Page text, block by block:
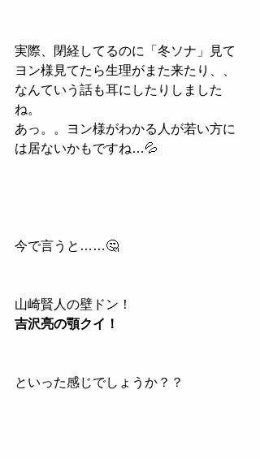
実際、閉経してるのに「冬ソナ」見て
ヨン様見てたら生理がまた来たり、、
なんていう話も耳にしたりしました
ね。
あっ。。ヨン様がわかる人が若い方に
は居ないかもですね…💦
今で言うと……🤔
山崎賢人の壁ドン！
吉沢亮の顎クイ！
といった感じでしょうか？？